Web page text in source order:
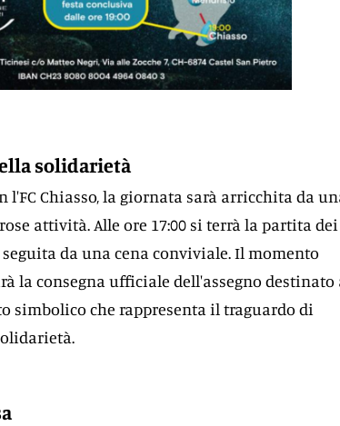
solidarietà
l'FC Chiasso, la giornata sarà arricchita da
attività. Alle ore 17:00 si terrà la partita dei
da una cena conviviale. Il momento
la consegna ufficiale dell'assegno destinato
simbolico che rappresenta il traguardo di